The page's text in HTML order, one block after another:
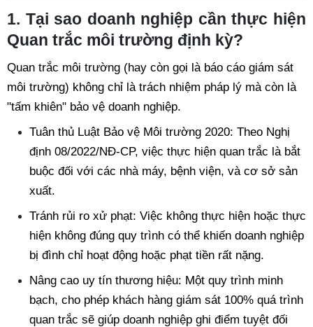
1. Tại sao doanh nghiệp cần thực hiện
Quan trắc môi trường định kỳ?
Quan trắc môi trường (hay còn gọi là báo cáo giám sát
môi trường) không chỉ là trách nhiệm pháp lý mà còn là
"tấm khiên" bảo vệ doanh nghiệp.
Tuân thủ Luật Bảo vệ Môi trường 2020: Theo Nghị
định 08/2022/NĐ-CP, việc thực hiện quan trắc là bắt
buộc đối với các nhà máy, bệnh viện, và cơ sở sản
xuất.
Tránh rủi ro xử phạt: Việc không thực hiện hoặc thực
hiện không đúng quy trình có thể khiến doanh nghiệp
bị đình chỉ hoạt động hoặc phạt tiền rất nặng.
Nâng cao uy tín thương hiệu: Một quy trình minh
bạch, cho phép khách hàng giám sát 100% quá trình
quan trắc sẽ giúp doanh nghiệp ghi điểm tuyệt đối